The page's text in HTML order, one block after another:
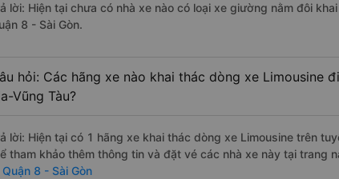
lời: Hiện tại chưa có nhà xe nào có loại xe giường nằm đôi
8 - Sài Gòn.
hỏi: Các hãng xe nào khai thác dòng xe Limousine
Vũng Tàu?
lời: Hiện tại có 1 hãng xe khai thác dòng xe Limousine trên
tham khảo thêm thông tin và đặt vé các nhà xe này tại trang
8 - Sài Gòn